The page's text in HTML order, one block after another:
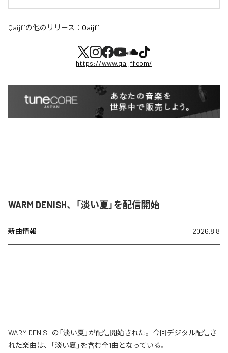
Qaijffの他のリリース： Qaijff
https://www.qaijff.com/
WARM DENISH、「淡い夏」を配信開始
新曲情報 2026.8.8
WARM DENISHの「淡い夏」が配信開始された。今回デジタル配信さ
れた楽曲は、「淡い夏」を含む全1曲となっている。